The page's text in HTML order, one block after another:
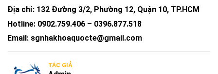
Địa chỉ: 132 Đường 3/2, Phường 12, Quận 10, TP.HCM
Hotline: 0902.759.406 – 0396.877.518
Email: sgnhakhoaquocte@gmail.com
TÁC GIẢ